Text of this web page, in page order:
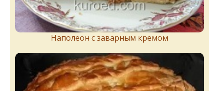
Наполеон с заварным кремом